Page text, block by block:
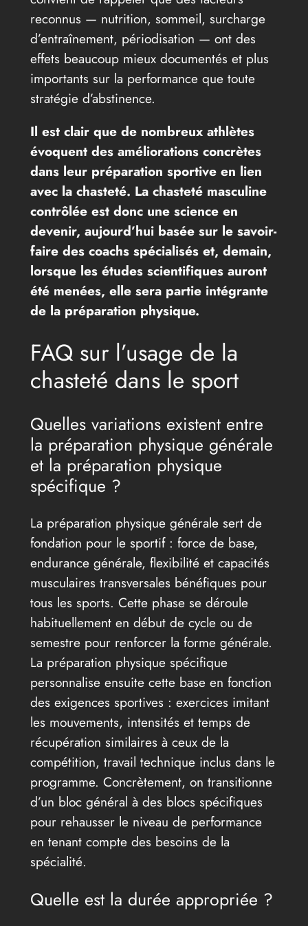
reconnus — nutrition, sommeil, surcharge
d’entraînement, périodisation — ont des
effets beaucoup mieux documentés et plus
importants sur la performance que toute
stratégie d’abstinence.
Il est clair que de nombreux athlètes
évoquent des améliorations concrètes
dans leur préparation sportive en lien
avec la chasteté. La chasteté masculine
contrôlée est donc une science en
devenir, aujourd’hui basée sur le savoir-
faire des coachs spécialisés et, demain,
lorsque les études scientifiques auront
été menées, elle sera partie intégrante
de la préparation physique.
FAQ sur l’usage de la
chasteté dans le sport
Quelles variations existent entre
la préparation physique générale
et la préparation physique
spécifique ?
La préparation physique générale sert de
fondation pour le sportif : force de base,
endurance générale, flexibilité et capacités
musculaires transversales bénéfiques pour
tous les sports. Cette phase se déroule
habituellement en début de cycle ou de
semestre pour renforcer la forme générale.
La préparation physique spécifique
personnalise ensuite cette base en fonction
des exigences sportives : exercices imitant
les mouvements, intensités et temps de
récupération similaires à ceux de la
compétition, travail technique inclus dans le
programme. Concrètement, on transitionne
d’un bloc général à des blocs spécifiques
pour rehausser le niveau de performance
en tenant compte des besoins de la
spécialité.
Quelle est la durée appropriée ?